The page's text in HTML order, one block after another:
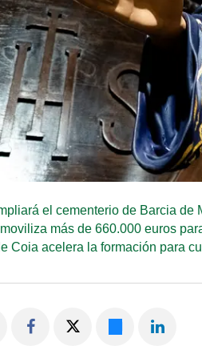
el cementerio de Barcia de
más de 660.000 euros
Coia acelera la formación para